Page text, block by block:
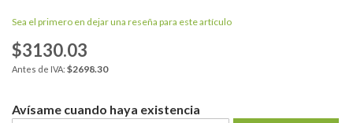
Sea el primero en dejar una reseña para este artículo
$3130.03
$2698.30
Avísame cuando haya existencia